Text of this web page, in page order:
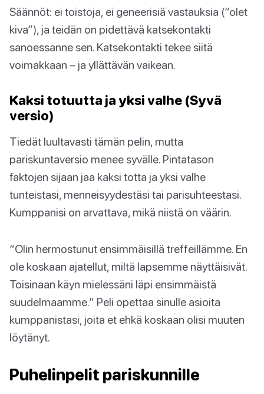
Säännöt: ei toistoja, ei geneerisiä vastauksia (“olet
kiva”), ja teidän on pidettävä katsekontakti
sanoessanne sen. Katsekontakti tekee siitä
voimakkaan – ja yllättävän vaikean.
Kaksi totuutta ja yksi valhe (Syvä
versio)
Tiedät luultavasti tämän pelin, mutta
pariskuntaversio menee syvälle. Pintatason
faktojen sijaan jaa kaksi totta ja yksi valhe
tunteistasi, menneisyydestäsi tai parisuhteestasi.
Kumppanisi on arvattava, mikä niistä on väärin.
“Olin hermostunut ensimmäisillä treffeillämme. En
ole koskaan ajatellut, miltä lapsemme näyttäisivät.
Toisinaan käyn mielessäni läpi ensimmäistä
suudelmaamme.” Peli opettaa sinulle asioita
kumppanistasi, joita et ehkä koskaan olisi muuten
löytänyt.
Puhelinpelit pariskunnille